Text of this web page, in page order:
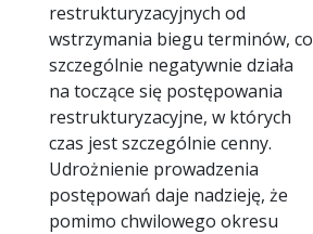
restrukturyzacyjnych od
wstrzymania biegu terminów, co
szczególnie negatywnie działa
na toczące się postępowania
restrukturyzacyjne, w których
czas jest szczególnie cenny.
Udrożnienie prowadzenia
postępowań daje nadzieję, że
pomimo chwilowego okresu